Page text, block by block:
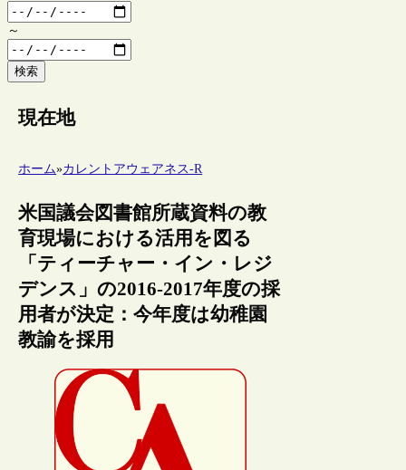
～
検索
現在地
ホーム»カレントアウェアネス-R
米国議会図書館所蔵資料の教
育現場における活用を図る
「ティーチャー・イン・レジ
デンス」の2016-2017年度の採
用者が決定：今年度は幼稚園
教諭を採用